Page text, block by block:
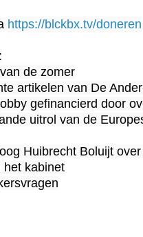
https://blckbx.tv/doneren
uitrol van de
Huibrecht Boluijt